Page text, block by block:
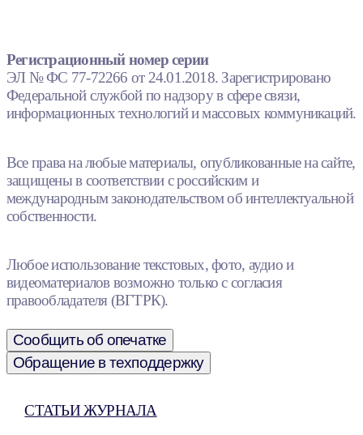
Регистрационный номер серии
ЭЛ № ФС 77-72266 от 24.01.2018. Зарегистрировано
Федеральной службой по надзору в сфере связи,
информационных технологий и массовых коммуникаций.
Все права на любые материалы, опубликованные на сайте,
защищены в соответствии с российским и
международным законодательством об интеллектуальной
собственности.
Любое использование текстовых, фото, аудио и
видеоматериалов возможно только с согласия
правообладателя (ВГТРК).
Сообщить об опечатке
Обращение в техподдержку
СТАТЬИ ЖУРНАЛА